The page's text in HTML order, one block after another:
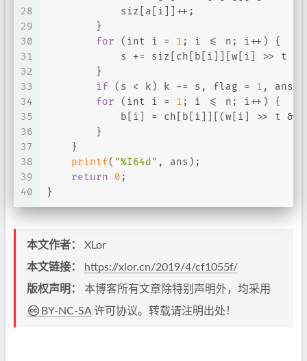
28
29
30
31
32
33
34
35
36
37
38
39
40
            siz[a[i]]++;
        }
for ( int i = 1 ; i <= n; i++) {
            s += siz[ch[b[i]][w[i] >> t &
        }
if (s < k) k -= s, flag = 1 , ans
for ( int i = 1 ; i <= n; i++) {
            b[i] = ch[b[i]][(w[i] >> t &
        }
    }
printf( "%I64d" , ans);
return
0 ;
}
本文作者： XLor
本文链接：
https://xlor.cn/2019/4/cf1055f/
版权声明： 本博客所有文章除特别声明外，均采用
BY-NC-SA许可协议。转载请注明出处！